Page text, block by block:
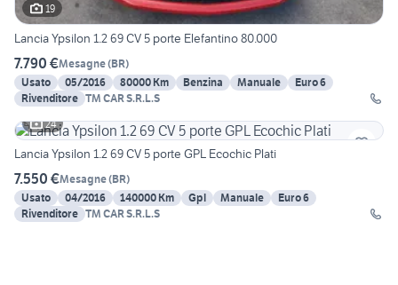
19
Lancia Ypsilon 1.2 69 CV 5 porte Elefantino 80.000
7.790 €Mesagne(BR)
Usato
05/2016 80000 Km Benzina Manuale
Euro 6
Rivenditore TM CAR S.R.L.S
24
Lancia Ypsilon 1.2 69 CV 5 porte GPL Ecochic Plati
7.550 €Mesagne(BR)
Usato
04/2016 140000 Km Gpl Manuale
Euro 6
Rivenditore TM CAR S.R.L.S